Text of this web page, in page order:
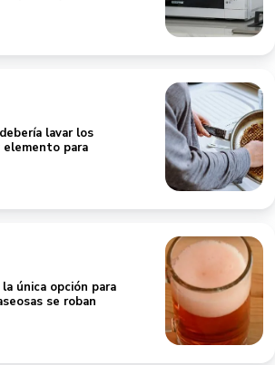
para
se roban